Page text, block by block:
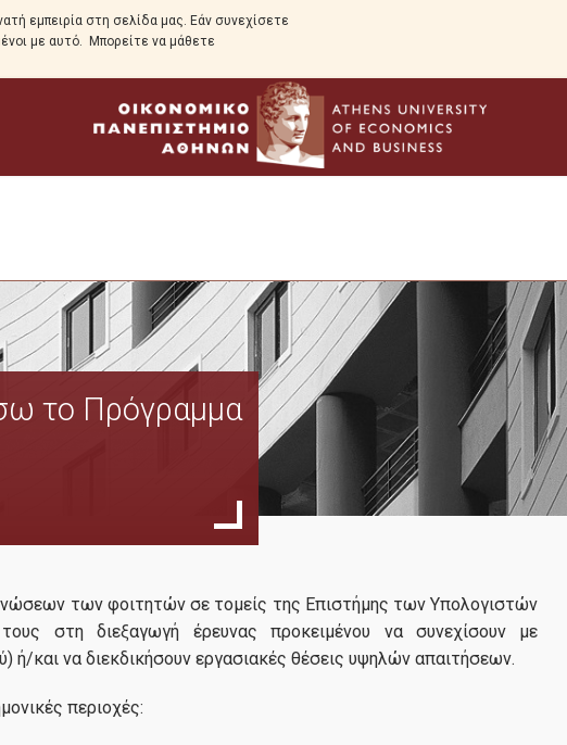
εμπειρία στη σελίδα μας. Εάν συνεχίσετε
με αυτό. Μπορείτε να μάθετε
Το Πρόγραμμα
Χαιρετισμός Διευθυντή
Ιστορικό
Μαθήματα
Υποδομή
Πολιτική Διασφάλισης Ποιότητας
Χρήσιμες Πληροφοριές
το Πρόγραμμα
των φοιτητών σε τομείς της Επιστήμης των Υπολογιστών
στη διεξαγωγή έρευνας προκειμένου να συνεχίσουν με
ή/και να διεκδικήσουν εργασιακές θέσεις υψηλών απαιτήσεων.
περιοχές:
02
10, 2025
Πρόγραμμα
Μαθημάτων
Χειμερινού Εξαμήνου
25-26